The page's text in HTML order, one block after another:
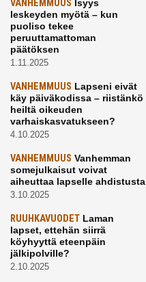
VANHEMMUUS Isyys
leskeyden myötä – kun
puoliso tekee
peruuttamattoman
päätöksen
1.11.2025
VANHEMMUUS Lapseni eivät
käy päiväkodissa – riistänkö
heiltä oikeuden
varhaiskasvatukseen?
4.10.2025
VANHEMMUUS Vanhemman
somejulkaisut voivat
aiheuttaa lapselle ahdistusta
3.10.2025
RUUHKAVUODET Laman
lapset, ettehän siirrä
köyhyyttä eteenpäin
jälkipolville?
2.10.2025